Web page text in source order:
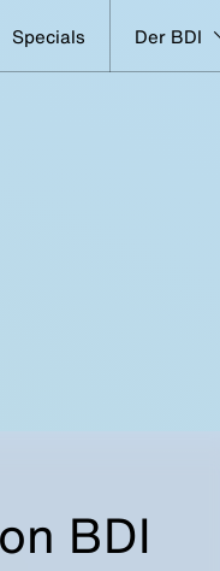
Specials Der BDI
BDI